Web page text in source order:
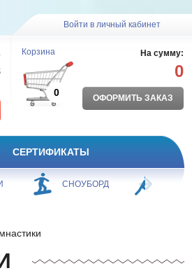
Войти в личный кабинет
Корзина
0
На сумму:
0
ОФОРМИТЬ ЗАКАЗ
СЕРТИФИКАТЫ
БОРЬБА ПЛАВАНИЕ